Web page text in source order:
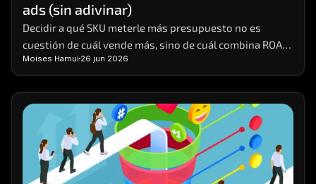
ads (sin adivinar)
Decidir a qué SKU meterle más presupuesto no es
cuestión de cuál vende más, sino de cuál combina ROAS
real, margen y stock para escalar sin tronar.
Moises Hamui 26 jun 2026